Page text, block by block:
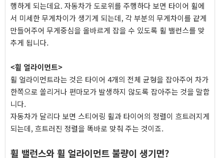
행하게 되는데요. 자동차가 도로위를 주행하다 보면 타이어 휠에
서 미세한 무게차이가 생기게 되는데, 각 부분의 무게차이를 같게
만들어주어 무게중심을 올바르게 잡을 수 있도록 휠 밸런스를 맞
추게 됩니다.
<휠 얼라이먼트>
휠 얼라이먼트라는 것은 타이어 4개의 전체 균형을 잡아주어 차가
한쪽으로 쏠리거나 편마모가 발생하지 않도록 잡아주는 것을 말합
니다.
자동차가 달리다 보면 스티어링 휠과 타이어의 정렬이 흐트러지게
되는데, 흐트러진 정렬을 똑바로 맞춰 주는 것이죠.
휠 밸런스와 휠 얼라이먼트 불량이 생기면?